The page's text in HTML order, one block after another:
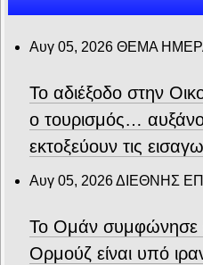
Αυγ 05, 2026 ΘΕΜΑ
Το αδιέξοδο στην
ο τουρισμός…
εκτοξεύουν τις
Αυγ 05, 2026ΔΙΕΘΝΗΣ
Το Ομάν συμφώνησε
Ορμούζ είναι υπό